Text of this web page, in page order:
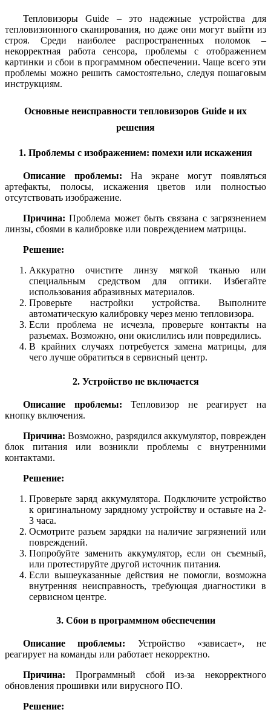
Тепловизоры Guide – это надежные устройства для
тепловизионного сканирования, но даже они могут выйти из
строя. Среди наиболее распространенных поломок –
некорректная работа сенсора, проблемы с отображением
картинки и сбои в программном обеспечении. Чаще всего эти
проблемы можно решить самостоятельно, следуя пошаговым
инструкциям.
Основные неисправности тепловизоров Guide и их
решения
1. Проблемы с изображением: помехи или искажения
Описание проблемы: На экране могут появляться
артефакты, полосы, искажения цветов или полностью
отсутствовать изображение.
Причина: Проблема может быть связана с загрязнением
линзы, сбоями в калибровке или повреждением матрицы.
Решение:
Аккуратно очистите линзу мягкой тканью или
специальным средством для оптики. Избегайте
использования абразивных материалов.
Проверьте настройки устройства. Выполните
автоматическую калибровку через меню тепловизора.
Если проблема не исчезла, проверьте контакты на
разъемах. Возможно, они окислились или повредились.
В крайних случаях потребуется замена матрицы, для
чего лучше обратиться в сервисный центр.
2. Устройство не включается
Описание проблемы: Тепловизор не реагирует на
кнопку включения.
Причина: Возможно, разрядился аккумулятор, поврежден
блок питания или возникли проблемы с внутренними
контактами.
Решение:
Проверьте заряд аккумулятора. Подключите устройство
к оригинальному зарядному устройству и оставьте на 2-
3 часа.
Осмотрите разъем зарядки на наличие загрязнений или
повреждений.
Попробуйте заменить аккумулятор, если он съемный,
или протестируйте другой источник питания.
Если вышеуказанные действия не помогли, возможна
внутренняя неисправность, требующая диагностики в
сервисном центре.
3. Сбои в программном обеспечении
Описание проблемы: Устройство «зависает», не
реагирует на команды или работает некорректно.
Причина: Программный сбой из-за некорректного
обновления прошивки или вирусного ПО.
Решение: